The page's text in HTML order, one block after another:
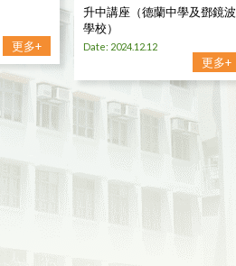
更多+
升中講座（德蘭中學及鄧鏡波
學校）
Date: 2024.12.12
更多+